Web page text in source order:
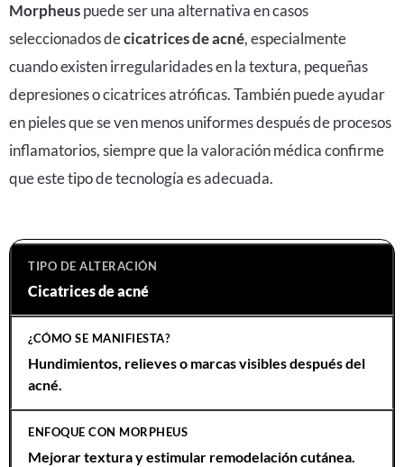
Morpheuspuede ser una alternativa en casos
seleccionados decicatrices de acné, especialmente
cuando existen irregularidades en la textura, pequeñas
depresiones o cicatrices atróficas. También puede ayudar
en pieles que se ven menos uniformes después de procesos
inflamatorios, siempre que la valoración médica confirme
que este tipo de tecnología es adecuada.
Cicatrices de acné
Hundimientos, relieves o marcas visibles después del
acné.
Mejorar textura y estimular remodelación cutánea.